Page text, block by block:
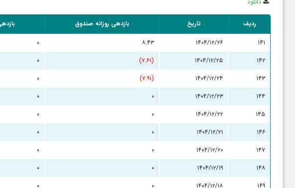
ردیف تاریخ بازدهی روزانه صندوق
۱۴۱
۱۴۰۴/۱۲/۲۶ ۸.۴۳ ۰
۱۴۲
۱۴۰۴/۱۲/۲۵ (۷.۶۱) ۰
۱۴۳
۱۴۰۴/۱۲/۲۴ (۷.۹۱) ۰
۱۴۴
۱۴۰۴/۱۲/۲۳ ۰ ۰
۱۴۵
۱۴۰۴/۱۲/۲۲ ۰ ۰
۱۴۶
۱۴۰۴/۱۲/۲۱ ۰ ۰
۱۴۷
۱۴۰۴/۱۲/۲۰ ۰ ۰
۱۴۸
۱۴۰۴/۱۲/۱۹ ۰ ۰
۱۴۹
۱۴۰۴/۱۲/۱۸ ۰ ۰